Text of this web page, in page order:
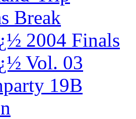
Break
2004 Finals
Vol. 03
19B